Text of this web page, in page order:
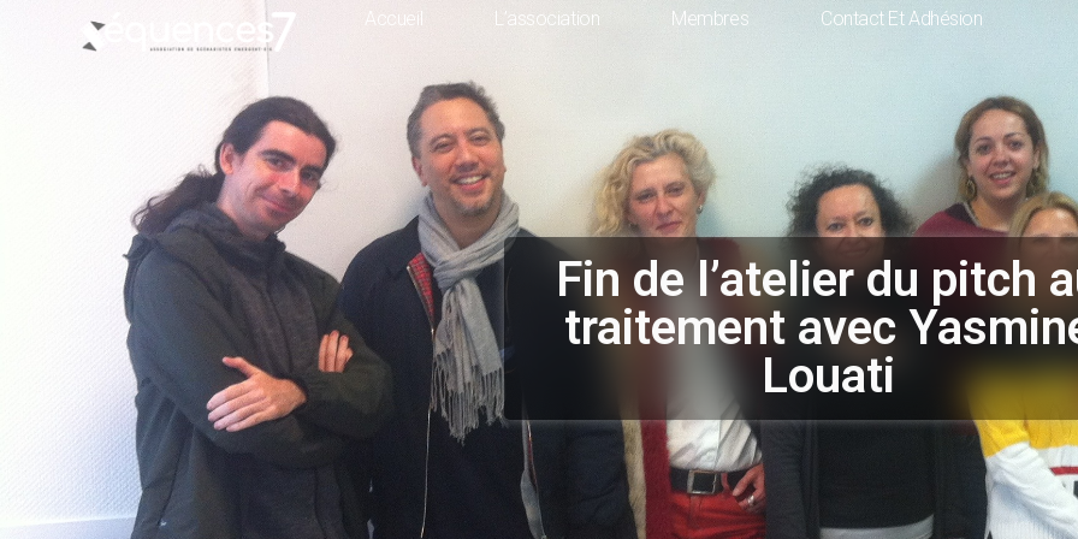
Accueil L’association Membres Contact Et Adhésion
Fin de l’atelier du pitch
traitement avec
Louati